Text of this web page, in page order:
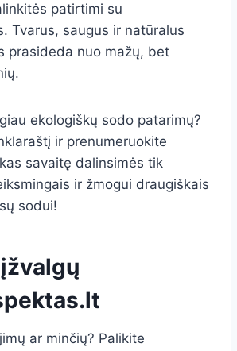
patirtimi su
Tvarus, saugus ir natūralus
prasideda nuo mažų, bet
ekologiškų sodo patarimų?
ir prenumeruokite
savaitę dalinsimės tik
ir žmogui draugiškais
sodui!
ar minčių? Palikite